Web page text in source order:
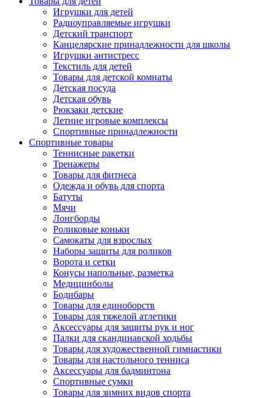
Игрушки для детей
Радиоуправляемые игрушки
Детский транспорт
Канцелярские принадлежности для школы
Игрушки антистресс
Текстиль для детей
Товары для детской комнаты
Детская посуда
Детская обувь
Рюкзаки детские
Летние игровые комплексы
Спортивные принадлежности
Спортивные товары
Теннисные ракетки
Тренажеры
Товары для фитнеса
Одежда и обувь для спорта
Батуты
Мячи
Лонгборды
Роликовые коньки
Самокаты для взрослых
Наборы защиты для роликов
Ворота и сетки
Конусы напольные, разметка
Медицинболы
Бодибары
Товары для единоборств
Товары для тяжелой атлетики
Аксессуары для защиты рук и ног
Палки для скандинавской ходьбы
Товары для художественной гимнастики
Товары для настольного тенниса
Аксессуары для бадминтона
Спортивные сумки
Товары для зимних видов спорта